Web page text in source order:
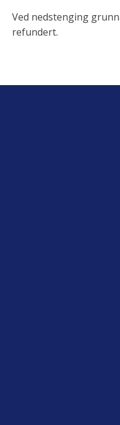
Ved nedstenging
refundert.